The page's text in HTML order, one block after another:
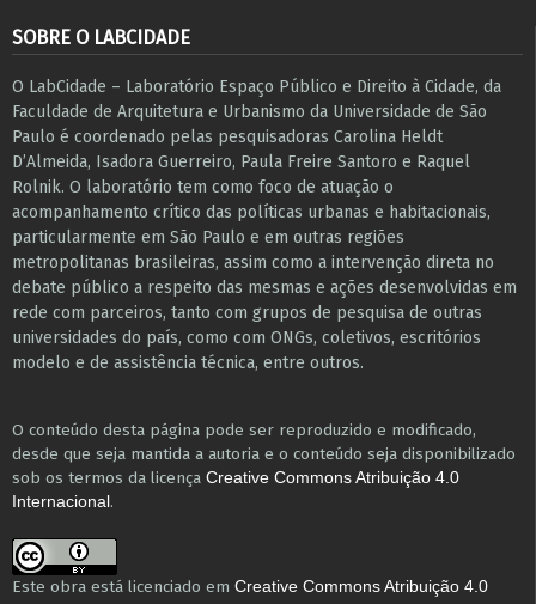
SOBRE O LABCIDADE
O LabCidade – Laboratório Espaço Público e Direito à Cidade, da
Faculdade de Arquitetura e Urbanismo da Universidade de São
Paulo é coordenado pelas pesquisadoras Carolina Heldt
D’Almeida, Isadora Guerreiro, Paula Freire Santoro e Raquel
Rolnik. O laboratório tem como foco de atuação o
acompanhamento crítico das políticas urbanas e habitacionais,
particularmente em São Paulo e ​em outras regiões
metropolitanas brasileiras, assim como a intervenção direta no
debate público a respeito das mesmas e ações desenvolvidas em
r​e​de com parceiros, tanto com grupos de pesquisa ​de outras
universidades do país, como com ONGs, coletivos, escritórios
modelo e de assistência técnica​, entre outros​.
O conteúdo desta página pode ser reproduzido e modificado,
desde que seja mantida a autoria e o conteúdo seja disponibilizado
sob os termos da licença Creative Commons Atribuição 4.0
Internacional .
Este obra está licenciado em Creative Commons Atribuição 4.0